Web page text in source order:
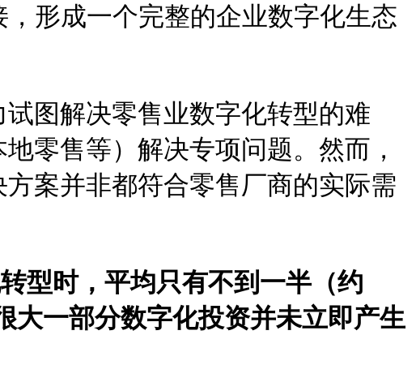
形成一个完整的企业数字化生态
图解决零售业数字化转型的难
零售等）解决专项问题。然而，
案并非都符合零售厂商的实际需
型时，平均只有不到一半（约
大一部分数字化投资并未立即产生